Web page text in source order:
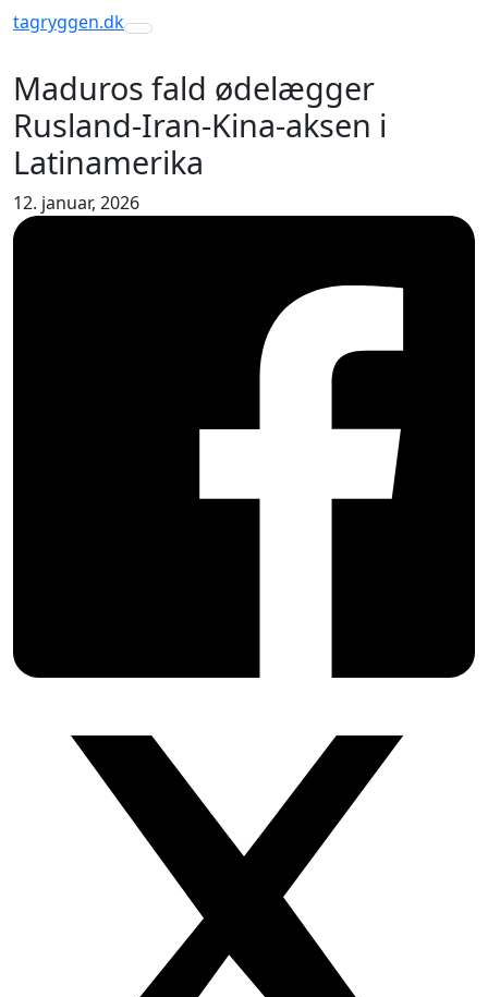
tagryggen.dk
Toggle navigation
Maduros fald ødelægger
Rusland-Iran-Kina-aksen i
Latinamerika
12. januar, 2026